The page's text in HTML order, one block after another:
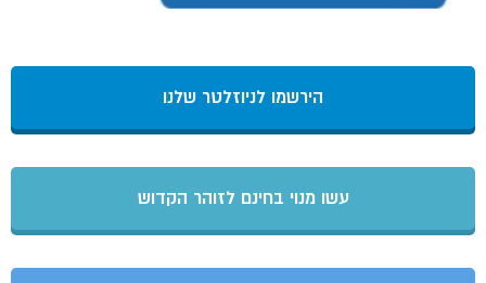
הירשמו לניוזלטר שלנו
עשו מנוי בחינם לזוהר הקדוש